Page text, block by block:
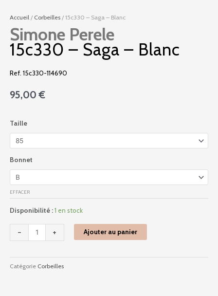
Accueil / Corbeilles / 15c330 – Saga – Blanc
Simone Perele
15c330 – Saga – Blanc
Ref. 15c330-114690
95,00€
Taille
Bonnet
EFFACER
Disponibilité :1 en stock
-
de
15c330
-
Saga
-
Blanc
+ Ajouter au panier
Catégorie Corbeilles